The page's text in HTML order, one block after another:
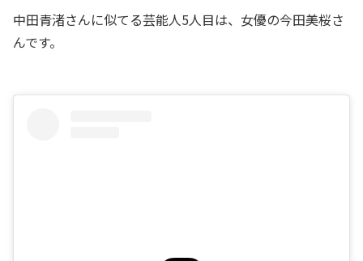
中田青渚さんに似てる芸能人5人目は、女優の今田美桜さ
んです。